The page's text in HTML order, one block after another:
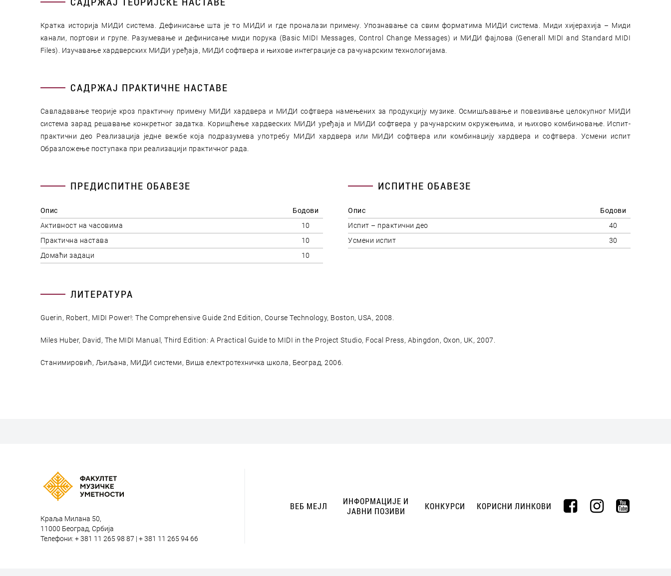
Кратка историја МИДИ система. Дефинисање шта је то МИДИ и где проналази примену. Упознавање са свим форматима МИДИ система. Миди хијерахија – Миди
канали, портови и групе. Разумевање и дефинисање миди порука (Basic MIDI Messages, Control Change Messages) и МИДИ фајлова (Generall MIDI and Standard MIDI
Files). Изучавање хардверских МИДИ уређаја, МИДИ софтвера и њихове интеграције са рачунарским технологијама.
САДРЖАЈ ПРАКТИЧНЕ НАСТАВЕ
Савладавање теорије кроз практичну примену МИДИ хардвера и МИДИ софтвера намењених за продукцију музике. Осмишљавање и повезивање целокупног МИДИ
система зарад решавање конкретног задатка. Коришћење хардвеских МИДИ уређаја и МИДИ софтвера у рачунарским окружењима, и њихово комбиновање. Испит-
практични део Реализација једне вежбе која подразумева употребу МИДИ хардвера или МИДИ софтвера или комбинацију хардвера и софтвера. Усмени испит
Образложење поступака при реализацији практичног рада.
ПРЕДИСПИТНЕ ОБАВЕЗЕ
Опис
Бодови
Активност на часовима
10
Практична настава
10
Домаћи задаци
10
ИСПИТНЕ ОБАВЕЗЕ
Опис
Бодови
Испит – практични део
40
Усмени испит
30
ЛИТЕРАТУРА
Guerin, Robert, MIDI Power!: The Comprehensive Guide 2nd Edition, Course Technology, Boston, USA, 2008.
Miles Huber, David, The MIDI Manual, Third Edition: A Practical Guide to MIDI in the Project Studio, Focal Press, Abingdon, Oxon, UK, 2007.
Станимировић, Љиљана, МИДИ системи, Виша електротехничка школа, Београд, 2006.
Краља Милана 50,
11000 Београд, Србија
Телефони: + 381 11 265 98 87 | + 381 11 265 94 66
ВЕБ МЕЈЛ
ИНФОРМАЦИЈЕ И
ЈАВНИ ПОЗИВИ
КОНКУРСИ КОРИСНИ ЛИНКОВИ